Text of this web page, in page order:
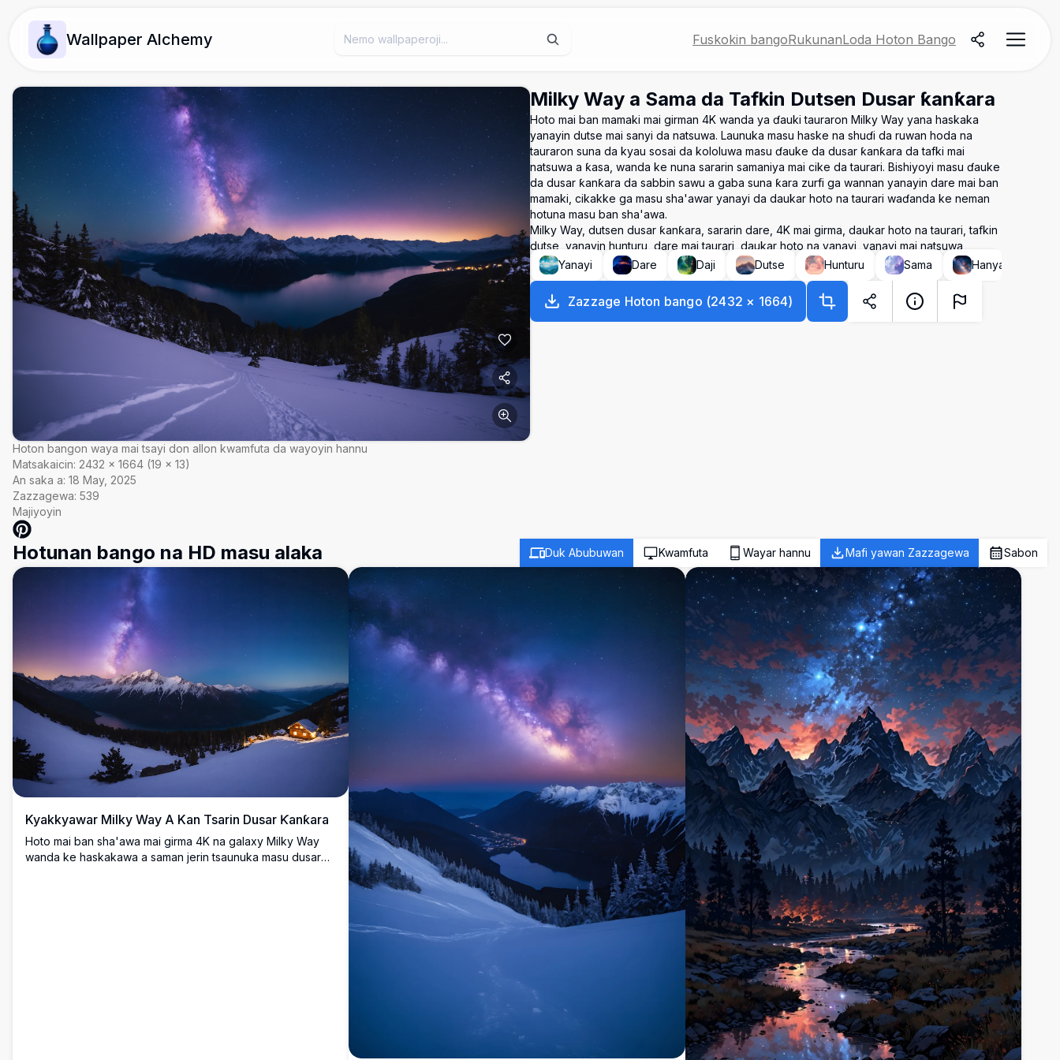
Wallpaper Alchemy Fuskokin bangoRukunanLoda Hoton Bango
Hoton bangon waya mai tsayi don allon kwamfuta da wayoyin hannu
Matsakaicin: 2432 × 1664 (19 × 13)
An saka a: 18 May, 2025
Zazzagewa: 539
Majiyoyin
Milky Way a Sama da Tafkin Dutsen Dusar ƙanƙara
Hoto mai ban mamaki mai girman 4K wanda ya ɗauki tauraron Milky Way yana haskaka
yanayin dutse mai sanyi da natsuwa. Launuka masu haske na shuɗi da ruwan hoda na
tauraron suna da kyau sosai da kololuwa masu ɗauke da dusar ƙanƙara da tafki mai
natsuwa a ƙasa, wanda ke nuna sararin samaniya mai cike da taurari. Bishiyoyi masu ɗauke
da dusar ƙanƙara da sabbin sawu a gaba suna ƙara zurfi ga wannan yanayin dare mai ban
mamaki, cikakke ga masu sha'awar yanayi da daukar hoto na taurari waɗanda ke neman
hotuna masu ban sha'awa.
Milky Way, dutsen dusar ƙanƙara, sararin dare, 4K mai girma, daukar hoto na taurari, tafkin
dutse, yanayin hunturu, dare mai taurari, daukar hoto na yanayi, yanayi mai natsuwa
Yanayi
Dare Daji Dutse Hunturu Sama Hanyar Milky
Zazzage Hoton bango (2432 × 1664)
Hotunan bango na HD masu alaka Duk Abubuwan Kwamfuta Wayar hannu Mafi yawan Zazzagewa Sabon
Kyakkyawar Milky Way A Kan Tsarin Dusar Ƙanƙara
Hoto mai ban sha'awa mai girma 4K na galaxy Milky Way
wanda ke haskakawa a saman jerin tsaunuka masu dusar